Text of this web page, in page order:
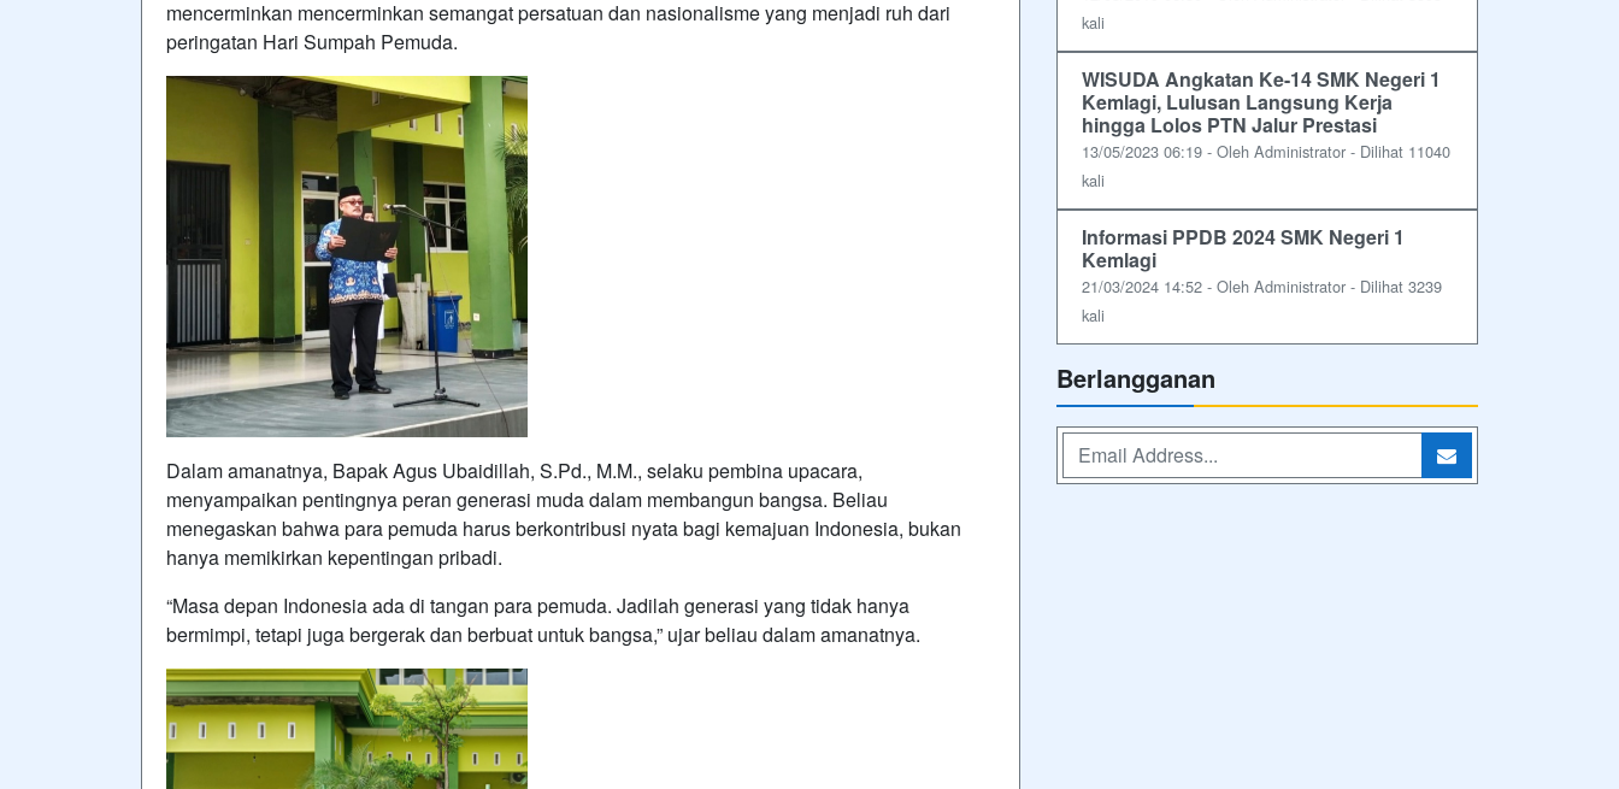
mencerminkan mencerminkan semangat persatuan dan nasionalisme yang menjadi ruh dari
peringatan Hari Sumpah Pemuda.
Dalam amanatnya, Bapak Agus Ubaidillah, S.Pd., M.M., selaku pembina upacara,
menyampaikan pentingnya peran generasi muda dalam membangun bangsa. Beliau
menegaskan bahwa para pemuda harus berkontribusi nyata bagi kemajuan Indonesia, bukan
hanya memikirkan kepentingan pribadi.
“Masa depan Indonesia ada di tangan para pemuda. Jadilah generasi yang tidak hanya
bermimpi, tetapi juga bergerak dan berbuat untuk bangsa,” ujar beliau dalam amanatnya.
kali
WISUDA Angkatan Ke-14 SMK Negeri 1
Kemlagi, Lulusan Langsung Kerja
hingga Lolos PTN Jalur Prestasi
13/05/2023 06:19 - Oleh Administrator - Dilihat 11040
kali
Informasi PPDB 2024 SMK Negeri 1
Kemlagi
21/03/2024 14:52 - Oleh Administrator - Dilihat 3239
kali
Berlangganan